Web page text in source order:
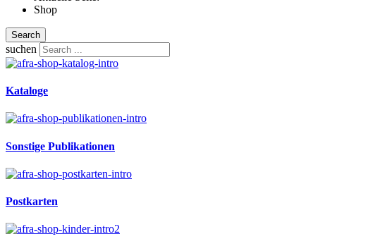
Shop
Search
suchen
Kataloge
Sonstige Publikationen
Postkarten